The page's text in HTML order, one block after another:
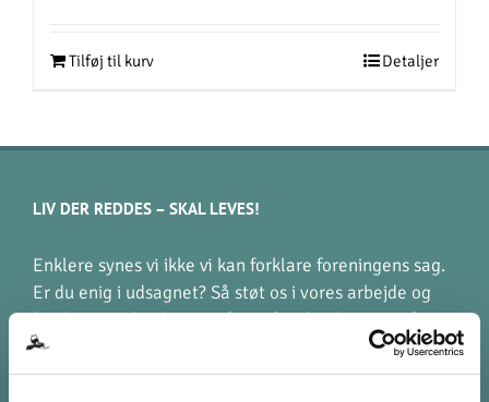
Tilføj til kurv Detaljer
LIV DER REDDES – SKAL LEVES!
Enklere synes vi ikke vi kan forklare foreningens sag.
Er du enig i udsagnet? Så støt os i vores arbejde og
hjælp os med at kæmpe for at familier berørte af en
hjerneskade, kan leve liv der giver mening.